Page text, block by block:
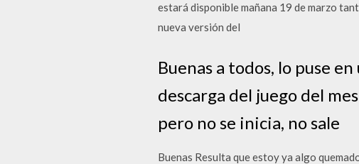
estará disponible mañana 19 de marzo
nueva versión del
Buenas a todos, lo puse
descarga del juego del
pero no se inicia, no sale
Buenas Resulta que estoy ya algo